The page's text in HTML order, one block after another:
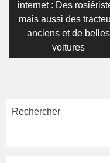
de
l’article
post:
internet : Des
mais aussi des
anciens et de belles
voitures
Rechercher